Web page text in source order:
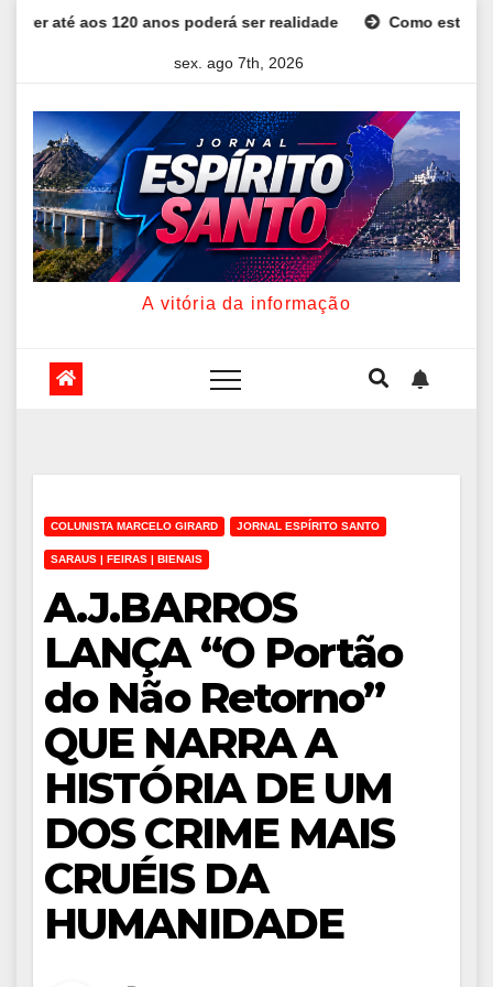
120 anos poderá ser realidade Como estudar para o
sex. ago 7th, 2026
A vitória da informação
COLUNISTA MARCELO GIRARD JORNAL ESPÍRITO SANTO
SARAUS | FEIRAS | BIENAIS
A.J.BARROS
LANÇA “O Portão
do Não Retorno”
QUE NARRA A
HISTÓRIA DE UM
DOS CRIME MAIS
CRUÉIS DA
HUMANIDADE